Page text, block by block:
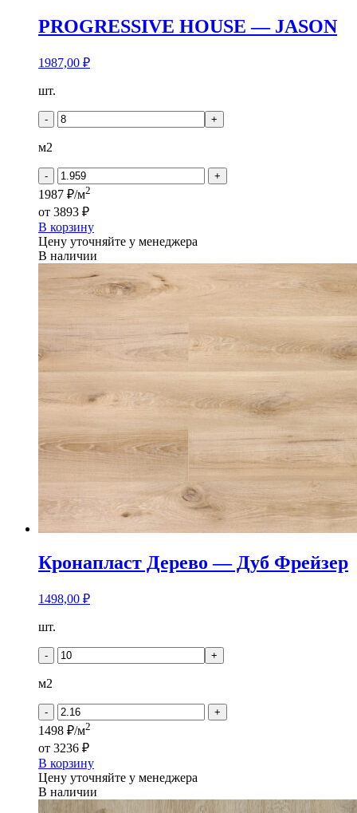
PROGRESSIVE HOUSE — JASON
1987,00 ₽
Количество
PROGRESSIVE
-
шт.
- +
м2
- +
1987 ₽/м2
от 3893 ₽
В корзину
Цену уточняйте у менеджера
В наличии
Кронапласт Дерево — Дуб Фрейзер
1498,00 ₽
Количество
Кронапласт
-
Фрейзер
шт.
- +
м2
- +
1498 ₽/м2
от 3236 ₽
В корзину
Цену уточняйте у менеджера
В наличии